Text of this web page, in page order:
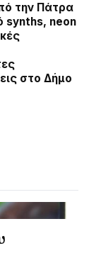
την Πάτρα
synths, neon
στο Δήμο